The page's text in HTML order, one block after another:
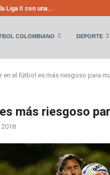
Liga II con una...
COLOMBIANO DEPORTE
en el fútbol es más riesgoso para
más riesgoso